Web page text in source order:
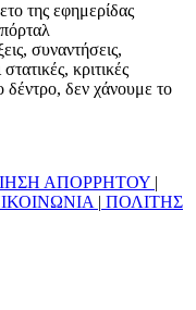
της εφημερίδας
συναντήσεις,
κριτικές
δέντρο, δεν χάνουμε το
ΑΠΟΡΡΗΤΟΥ |
| ΠΟΛΙΤΗΣ